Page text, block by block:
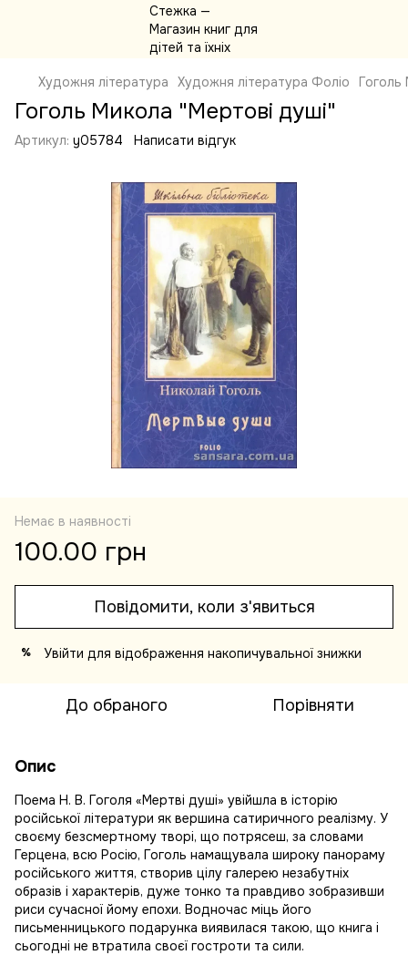
Художня література Художня література Фоліо Гоголь
Гоголь Микола "Мертові душі"
Артикул: y05784 Написати відгук
Немає в наявності
100.00 грн
Повідомити, коли з'явиться
% Увійти для відображення накопичувальної знижки
До обраного Порівняти
Опис
Поема Н. В. Гоголя «Мертві душі» увійшла в історію
російської літератури як вершина сатиричного реалізму. У
своєму безсмертному творі, що потрясеш, за словами
Герцена, всю Росію, Гоголь намащувала широку панораму
російського життя, створив цілу галерею незабутніх
образів і характерів, дуже тонко та правдиво зобразивши
риси сучасної йому епохи. Водночас міць його
письменницького подарунка виявилася такою, що книга і
сьогодні не втратила своєї гостроти та сили.